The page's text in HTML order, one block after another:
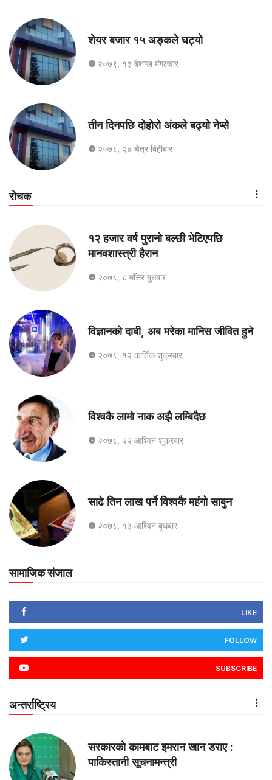
शेयर बजार १५ अङ्कले घट्यो
२०७९, १३ बैशाख मंगलवार
तीन दिनपछि दोहोरो अंकले बढ्यो नेप्से
२०७८, २४ चैत्र बिहीबार
रोचक
१२ हजार वर्ष पुरानो बल्छी भेटिएपछि
मानवशास्त्री हैरान
२०७८, ८ मंसिर बुधबार
विज्ञानको दाबी, अब मरेका मानिस जीवित हुने
२०७८, १२ कार्तिक शुक्रबार
विश्वकै लामो नाक अझै लम्बिदैछ
२०७८, २२ आश्विन शुक्रबार
साढे तिन लाख पर्ने विश्वकै महंगो साबुन
२०७८, १३ आश्विन बुधबार
सामाजिक संजाल
LIKE
FOLLOW
SUBSCRIBE
अन्तर्राष्ट्रिय
सरकारको कामबाट इमरान खान डराए :
पाकिस्तानी सूचनामन्त्री